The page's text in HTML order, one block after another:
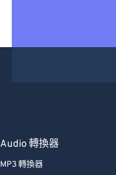
Audio 轉換器
MP3 轉換器